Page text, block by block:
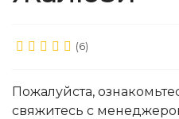
(6)
Пожалуйста,
свяжитесь с